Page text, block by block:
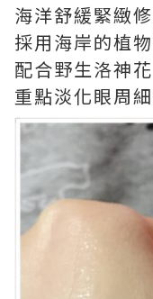
海洋舒緩緊緻
採用海岸的植
配合野生洛神
重點淡化眼周